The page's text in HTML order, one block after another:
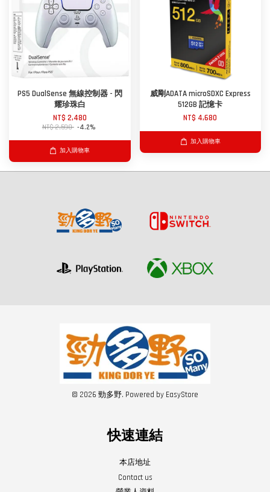
PS5 DualSense 無線控制器 - 閃
耀珍珠白
NT$ 2,480
NT$ 2,590 -4.2%
加入購物車
威剛ADATA microSDXC Express
512GB 記憶卡
NT$ 4,680
加入購物車
© 2026 勁多野. Powered by EasyStore
快速連結
本店地址
Contact us